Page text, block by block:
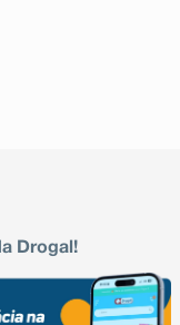
Drogal!